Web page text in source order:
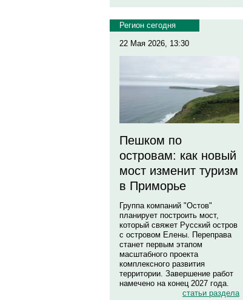
Регион сегодня
22 Мая 2026, 13:30
Пешком по
островам: как новый
мост изменит туризм
в Приморье
Группа компаний "Остов"
планирует построить мост,
который свяжет Русский остров
с островом Елены. Переправа
станет первым этапом
масштабного проекта
комплексного развития
территории. Завершение работ
намечено на конец 2027 года.
статьи раздела